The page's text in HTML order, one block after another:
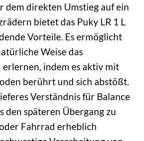
dem direkten Umstieg auf ein
bietet das Puky LR 1 L
Vorteile. Es ermöglicht
Weise das
indem es aktiv mit
berührt und sich abstößt.
Verständnis für Balance
den späteren Übergang zu
Fahrrad erheblich